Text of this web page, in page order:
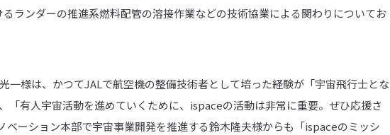
ランダーの推進系燃料配管の溶接作業などの技術協業による関わりについてお
一様は、かつてJALで航空機の整備技術者として培った経験が「宇宙飛行士とな
「有人宇宙活動を進めていくために、ispaceの活動は非常に重要。ぜひ応援さ
ベーション本部で宇宙事業開発を推進する鈴木隆夫様からも「ispaceのミッシ